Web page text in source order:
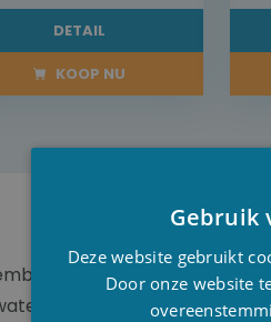
DETAIL
KOOP NU
efficiënt te
te voorkomen zonder
Gebruik
Deze website gebruikt
Door onze website